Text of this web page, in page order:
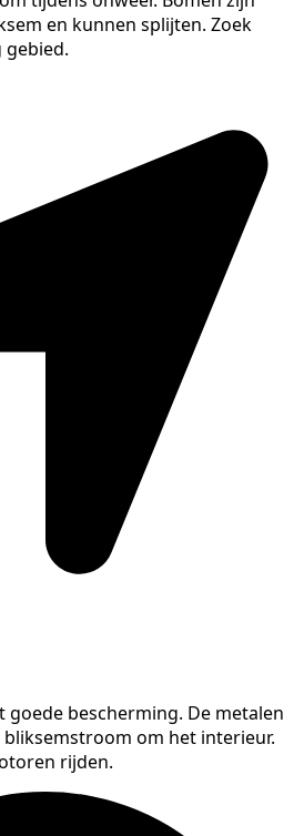
en kunnen splijten. Zoek
gebied.
goede bescherming. De metalen
om het interieur.
rijden.